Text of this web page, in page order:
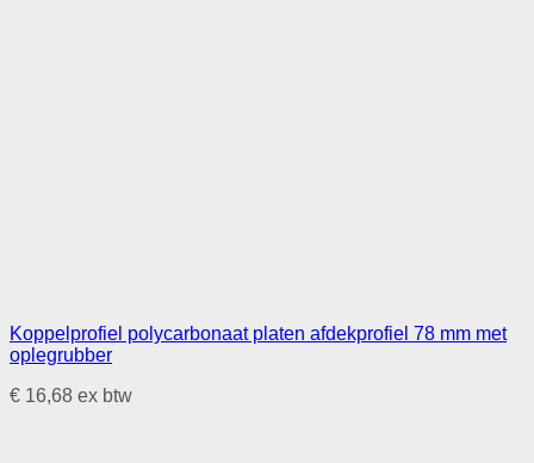
Koppelprofiel polycarbonaat platen afdekprofiel 78 mm met
oplegrubber
€ 16,68 ex btw